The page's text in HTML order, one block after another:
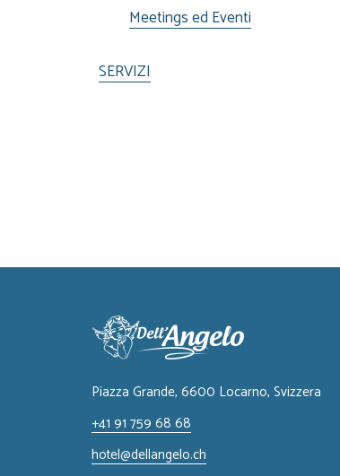
Meetings ed Eventi
SERVIZI
Piazza Grande, 6600 Locarno, ​Svizzera
+41 91 759 68 68
hotel@dellangelo.ch